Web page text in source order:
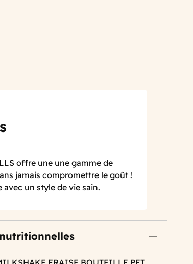
offre une une gamme de
jamais compromettre le goût !
un style de vie sain.